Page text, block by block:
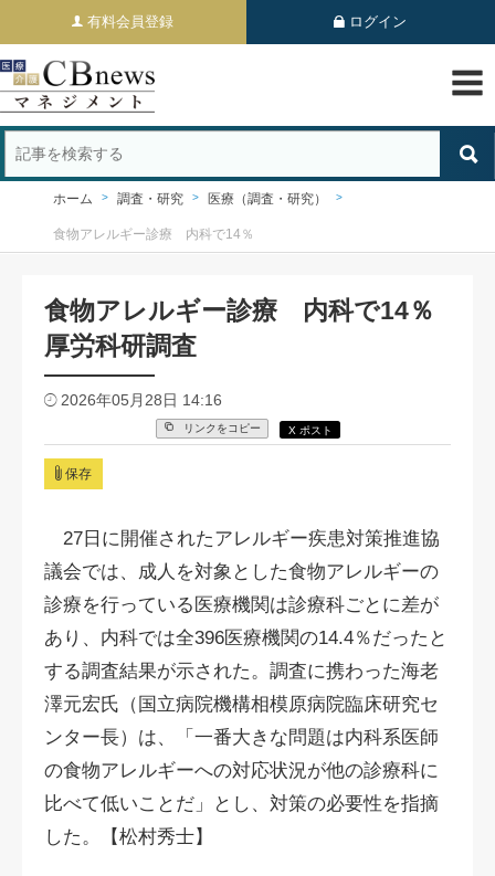
有料会員登録 ログイン
ホーム 調査・研究 医療（調査・研究）
食物アレルギー診療 内科で14％
食物アレルギー診療 内科で14％
厚労科研調査
2026年05月28日 14:16
リンクをコピー X ポスト
保存
27日に開催されたアレルギー疾患対策推進協
議会では、成人を対象とした食物アレルギーの
診療を行っている医療機関は診療科ごとに差が
あり、内科では全396医療機関の14.4％だったと
する調査結果が示された。調査に携わった海老
澤元宏氏（国立病院機構相模原病院臨床研究セ
ンター長）は、「一番大きな問題は内科系医師
の食物アレルギーへの対応状況が他の診療科に
比べて低いことだ」とし、対策の必要性を指摘
した。【松村秀士】